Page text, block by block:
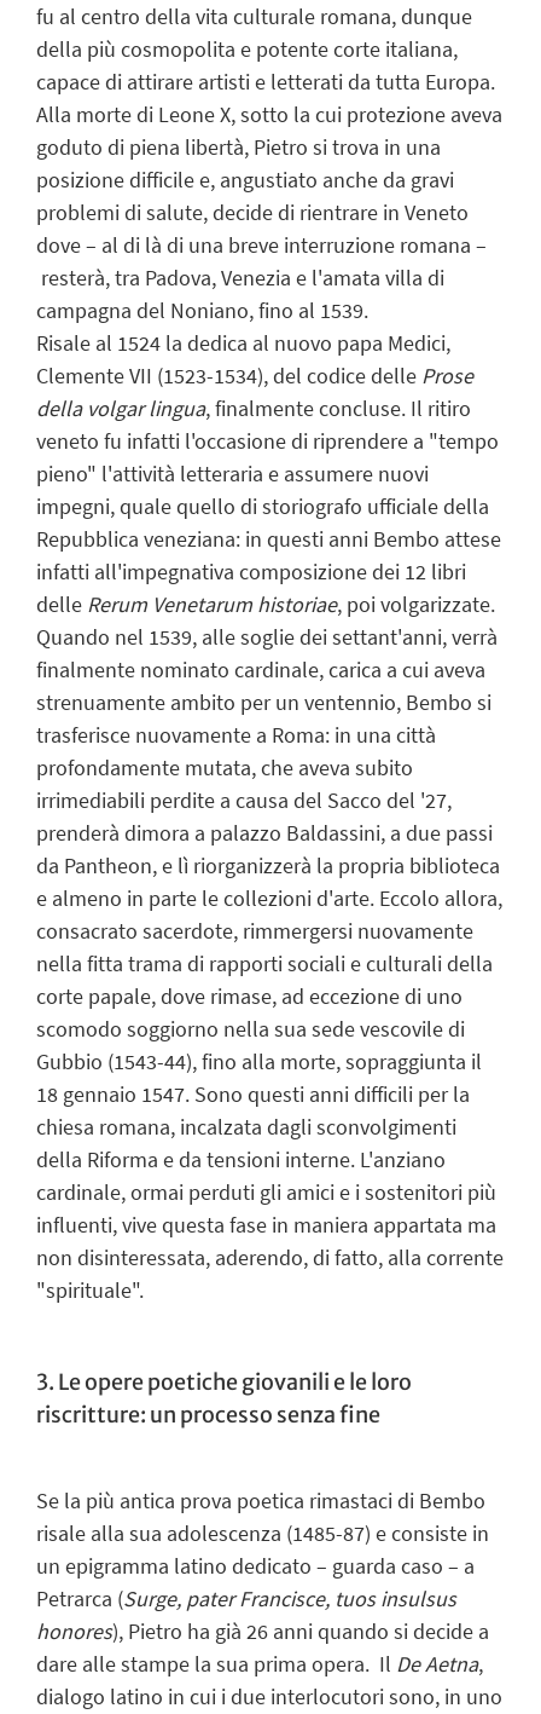
fu al centro della vita culturale romana, dunque
della più cosmopolita e potente corte italiana,
capace di attirare artisti e letterati da tutta Europa.
Alla morte di Leone X, sotto la cui protezione aveva
goduto di piena libertà, Pietro si trova in una
posizione difficile e, angustiato anche da gravi
problemi di salute, decide di rientrare in Veneto
dove – al di là di una breve interruzione romana –
resterà, tra Padova, Venezia e l'amata villa di
campagna del Noniano, fino al 1539.
Risale al 1524 la dedica al nuovo papa Medici,
Clemente VII (1523-1534), del codice delle Prose
della volgar lingua, finalmente concluse. Il ritiro
veneto fu infatti l'occasione di riprendere a "tempo
pieno" l'attività letteraria e assumere nuovi
impegni, quale quello di storiografo ufficiale della
Repubblica veneziana: in questi anni Bembo attese
infatti all'impegnativa composizione dei 12 libri
delle Rerum Venetarum historiae, poi volgarizzate.
Quando nel 1539, alle soglie dei settant'anni, verrà
finalmente nominato cardinale, carica a cui aveva
strenuamente ambito per un ventennio, Bembo si
trasferisce nuovamente a Roma: in una città
profondamente mutata, che aveva subito
irrimediabili perdite a causa del Sacco del '27,
prenderà dimora a palazzo Baldassini, a due passi
da Pantheon, e lì riorganizzerà la propria biblioteca
e almeno in parte le collezioni d'arte. Eccolo allora,
consacrato sacerdote, rimmergersi nuovamente
nella fitta trama di rapporti sociali e culturali della
corte papale, dove rimase, ad eccezione di uno
scomodo soggiorno nella sua sede vescovile di
Gubbio (1543-44), fino alla morte, sopraggiunta il
18 gennaio 1547. Sono questi anni difficili per la
chiesa romana, incalzata dagli sconvolgimenti
della Riforma e da tensioni interne. L'anziano
cardinale, ormai perduti gli amici e i sostenitori più
influenti, vive questa fase in maniera appartata ma
non disinteressata, aderendo, di fatto, alla corrente
"spirituale".
3. Le opere poetiche giovanili e le loro
riscritture: un processo senza fine
Se la più antica prova poetica rimastaci di Bembo
risale alla sua adolescenza (1485-87) e consiste in
un epigramma latino dedicato – guarda caso – a
Petrarca (Surge, pater Francisce, tuos insulsus
honores), Pietro ha già 26 anni quando si decide a
dare alle stampe la sua prima opera. Il De Aetna,
dialogo latino in cui i due interlocutori sono, in uno